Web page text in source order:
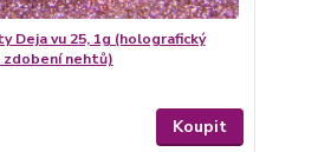
Deja vu 25, 1g (holografický
zdobení nehtů)
Koupit